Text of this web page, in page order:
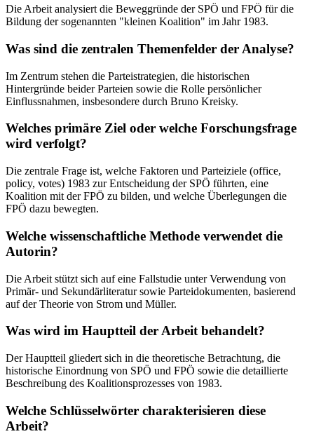
Die Arbeit analysiert die Beweggründe der SPÖ und FPÖ für die
Bildung der sogenannten "kleinen Koalition" im Jahr 1983.
Was sind die zentralen Themenfelder der Analyse?
Im Zentrum stehen die Parteistrategien, die historischen
Hintergründe beider Parteien sowie die Rolle persönlicher
Einflussnahmen, insbesondere durch Bruno Kreisky.
Welches primäre Ziel oder welche Forschungsfrage
wird verfolgt?
Die zentrale Frage ist, welche Faktoren und Parteiziele (office,
policy, votes) 1983 zur Entscheidung der SPÖ führten, eine
Koalition mit der FPÖ zu bilden, und welche Überlegungen die
FPÖ dazu bewegten.
Welche wissenschaftliche Methode verwendet die
Autorin?
Die Arbeit stützt sich auf eine Fallstudie unter Verwendung von
Primär- und Sekundärliteratur sowie Parteidokumenten, basierend
auf der Theorie von Strom und Müller.
Was wird im Hauptteil der Arbeit behandelt?
Der Hauptteil gliedert sich in die theoretische Betrachtung, die
historische Einordnung von SPÖ und FPÖ sowie die detaillierte
Beschreibung des Koalitionsprozesses von 1983.
Welche Schlüsselwörter charakterisieren diese
Arbeit?